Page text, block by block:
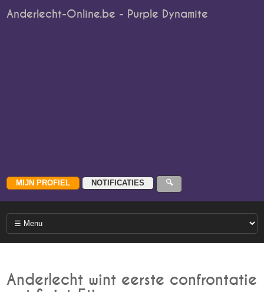
Anderlecht-Online.be - Purple Dynamite
Anderlecht wint eerste confrontatie